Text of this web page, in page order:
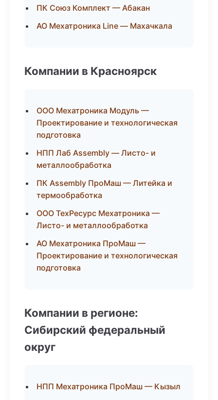
ПК Союз Комплект — Абакан
АО Мехатроника Line — Махачкала
Компании в Красноярск
ООО Мехатроника Модуль —
Проектирование и технологическая
подготовка
НПП Лаб Assembly — Листо- и
металлообработка
ПК Assembly ПроМаш — Литейка и
термообработка
ООО ТехРесурс Мехатроника —
Листо- и металлообработка
АО Мехатроника ПроМаш —
Проектирование и технологическая
подготовка
Компании в регионе:
Сибирский федеральный
округ
НПП Мехатроника ПроМаш — Кызыл